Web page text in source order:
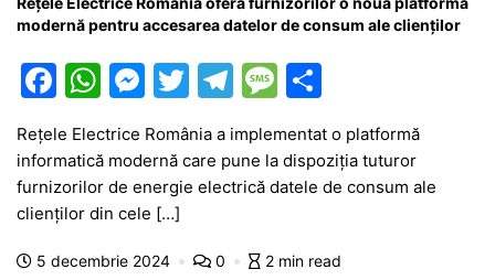
modernă pentru accesarea datelor de consum ale clienților
F
c
e
b
o
W
h
at
s
A
p
M
s
s
e
n
T
w
itt
er
T
e
gr
m
M
s
s
g
ta
je
z
Rețele Electrice România a implementat o platformă
informatică modernă care pune la dispoziția tuturor
furnizorilor de energie electrică datele de consum ale
clienților din cele […]
5 decembrie 2024 0 2 min read